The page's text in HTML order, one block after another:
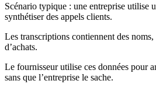
Scénario typique : une entreprise utilise
synthétiser des appels clients.
Les transcriptions contiennent des noms,
d’achats.
Le fournisseur utilise ces données pour
sans que l’entreprise le sache.